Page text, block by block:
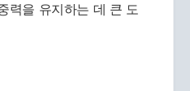
력을 유지하는 데 큰 도